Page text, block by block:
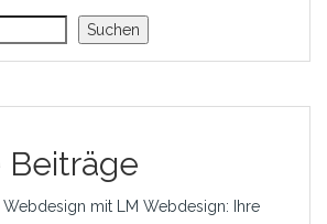
Suchen
Webdesign mit LM Webdesign: Ihre